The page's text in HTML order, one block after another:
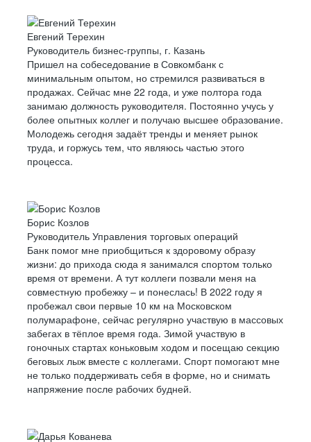
Евгений Терехин
Руководитель бизнес-группы, г. Казань
Пришел на собеседование в Совкомбанк с
минимальным опытом, но стремился развиваться в
продажах. Сейчас мне 22 года, и уже полтора года
занимаю должность руководителя. Постоянно учусь у
более опытных коллег и получаю высшее образование.
Молодежь сегодня задаёт тренды и меняет рынок
труда, и горжусь тем, что являюсь частью этого
процесса.
Борис Козлов
Руководитель Управления торговых операций
Банк помог мне приобщиться к здоровому образу
жизни: до прихода сюда я занимался спортом только
время от времени. А тут коллеги позвали меня на
совместную пробежку – и понеслась! В 2022 году я
пробежал свои первые 10 км на Московском
полумарафоне, сейчас регулярно участвую в массовых
забегах в тёплое время года. Зимой участвую в
гоночных стартах коньковым ходом и посещаю секцию
беговых лыж вместе с коллегами. Спорт помогают мне
не только поддерживать себя в форме, но и снимать
напряжение после рабочих будней.